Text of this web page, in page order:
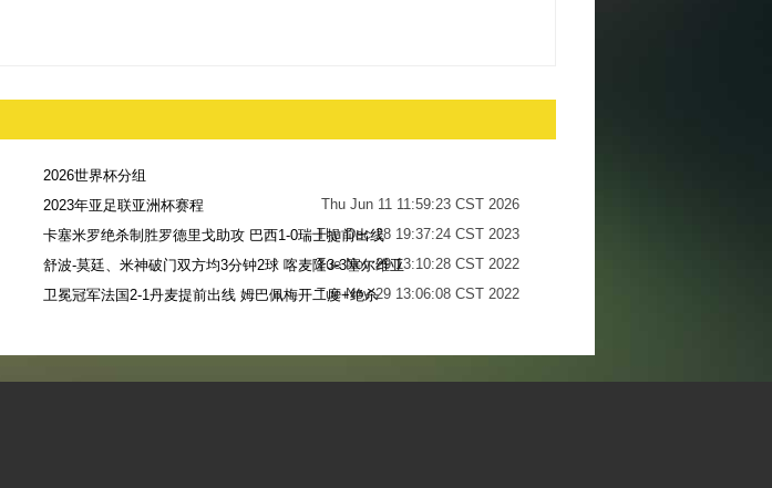
2026世界杯分组
Thu Jun 11 11:59:23 CST 2026
2023年亚足联亚洲杯赛程
Thu Dec 28 19:37:24 CST 2023
卡塞米罗绝杀制胜罗德里戈助攻 巴西1-0瑞士提前出线
Tue Nov 29 13:10:28 CST 2022
舒波-莫廷、米神破门双方均3分钟2球 喀麦隆3-3塞尔维亚
Tue Nov 29 13:06:08 CST 2022
卫冕冠军法国2-1丹麦提前出线 姆巴佩梅开二度+绝杀